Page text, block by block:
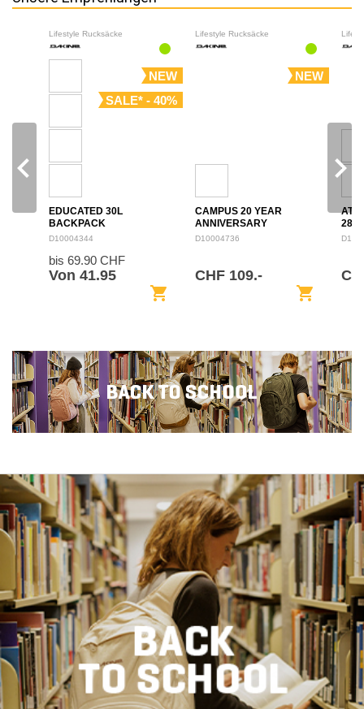
Lifestyle Rucksäcke
NEW
SALE* - 40%
EDUCATED 30L
BACKPACK
D10004344
bis 69.90 CHF
Von 41.95
shopping_cart
Lifestyle Rucksäcke
NEW
CAMPUS 20 YEAR
ANNIVERSARY
BACKPACK 28L
D10004736
CHF 109.-
shopping_cart
28L
navigate_before navigate_next